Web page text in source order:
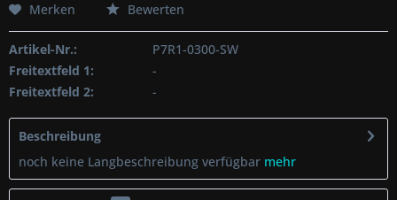
Merken Bewerten
Artikel-Nr.:
P7R1-0300-SW
Freitextfeld 1:
-
Freitextfeld 2:
-
Beschreibung
noch keine Langbeschreibung verfügbar mehr